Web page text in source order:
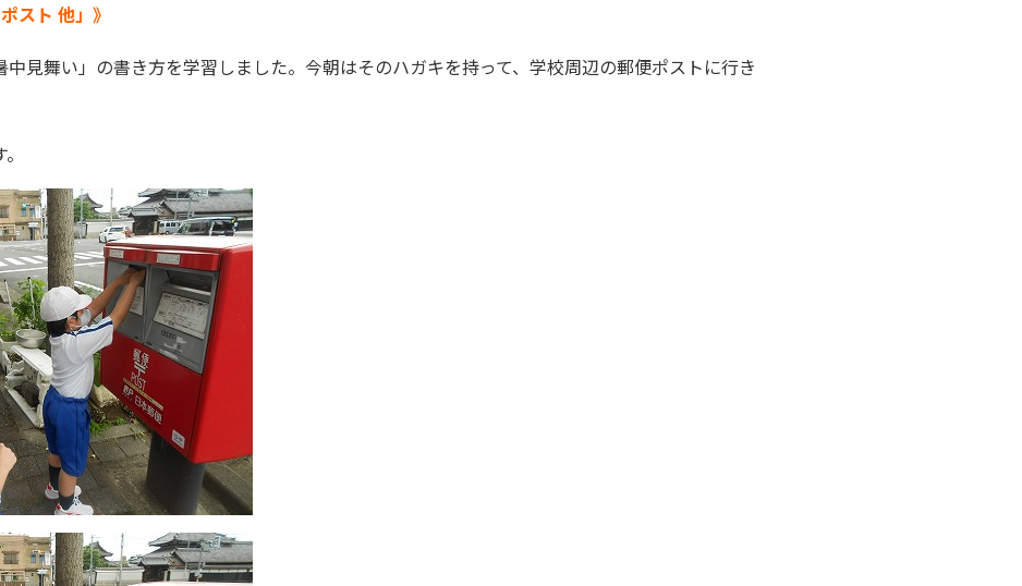
スト 他」》
見舞い」の書き方を学習しました。今朝はそのハガキを持って、学校周辺の郵便ポストに行き